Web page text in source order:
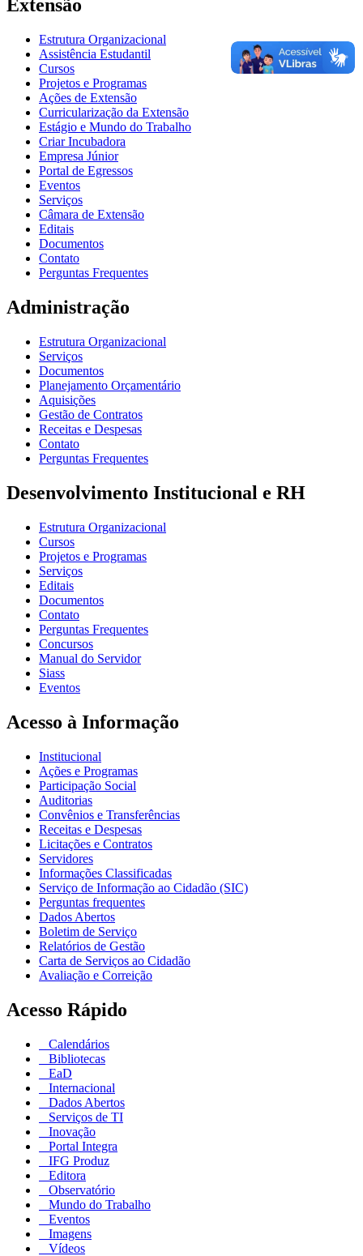
Extensão
Estrutura Organizacional
Assistência Estudantil
Cursos
Projetos e Programas
Ações de Extensão
Curricularização da Extensão
Estágio e Mundo do Trabalho
Criar Incubadora
Empresa Júnior
Portal de Egressos
Eventos
Serviços
Câmara de Extensão
Editais
Documentos
Contato
Perguntas Frequentes
Administração
Estrutura Organizacional
Serviços
Documentos
Planejamento Orçamentário
Aquisições
Gestão de Contratos
Receitas e Despesas
Contato
Perguntas Frequentes
Desenvolvimento Institucional e RH
Estrutura Organizacional
Cursos
Projetos e Programas
Serviços
Editais
Documentos
Contato
Perguntas Frequentes
Concursos
Manual do Servidor
Siass
Eventos
Acesso à Informação
Institucional
Ações e Programas
Participação Social
Auditorias
Convênios e Transferências
Receitas e Despesas
Licitações e Contratos
Servidores
Informações Classificadas
Serviço de Informação ao Cidadão (SIC)
Perguntas frequentes
Dados Abertos
Boletim de Serviço
Relatórios de Gestão
Carta de Serviços ao Cidadão
Avaliação e Correição
Acesso Rápido
Calendários
Bibliotecas
EaD
Internacional
Dados Abertos
Serviços de TI
Inovação
Portal Integra
IFG Produz
Editora
Observatório
Mundo do Trabalho
Eventos
Imagens
Vídeos